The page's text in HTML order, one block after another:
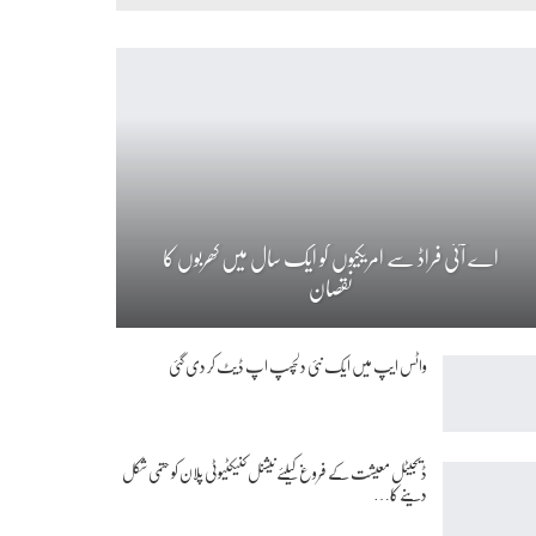
اے آئی فراڈ سے امریکیوں کو ایک سال میں کھربوں کا
نقصان
واٹس ایپ میں ایک نئی دلچسپ اپ ڈیٹ کر دی گئی
ڈیجیٹل معیشت کے فروغ کیلئے نیشنل کنیکٹیوٹی پلان کو حتمی شکل
دینے کا…